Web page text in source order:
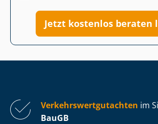
Jetzt kostenlos beraten
Ver­kehrs­wert­gut­ach­ten im
BauGB